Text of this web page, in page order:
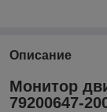
Описание
Монитор
79200647-